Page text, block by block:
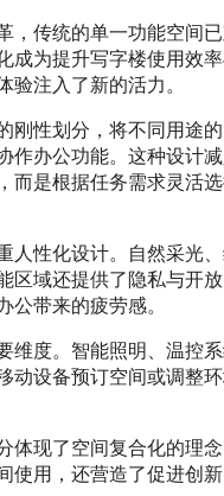
，传统的单一功能空间
成为提升写字楼使用效
验注入了新的活力。
刚性划分，将不同用途
作办公功能。这种设计
而是根据任务需求灵活
人性化设计。自然采光
区域还提供了隐私与开
公带来的疲劳感。
维度。智能照明、温控
动设备预订空间或调整
体现了空间复合化的理
使用，还营造了促进创